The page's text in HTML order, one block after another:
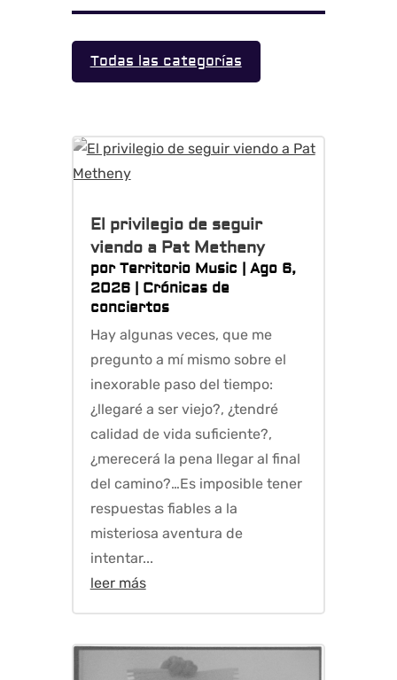
Todas las categorías
El privilegio de seguir
viendo a Pat Metheny
por Territorio Music | Ago 6,
2026| Crónicas de
conciertos
Hay algunas veces, que me
pregunto a mí mismo sobre el
inexorable paso del tiempo:
¿llegaré a ser viejo?, ¿tendré
calidad de vida suficiente?,
¿merecerá la pena llegar al final
del camino?…Es imposible tener
respuestas fiables a la
misteriosa aventura de
intentar...
leer más